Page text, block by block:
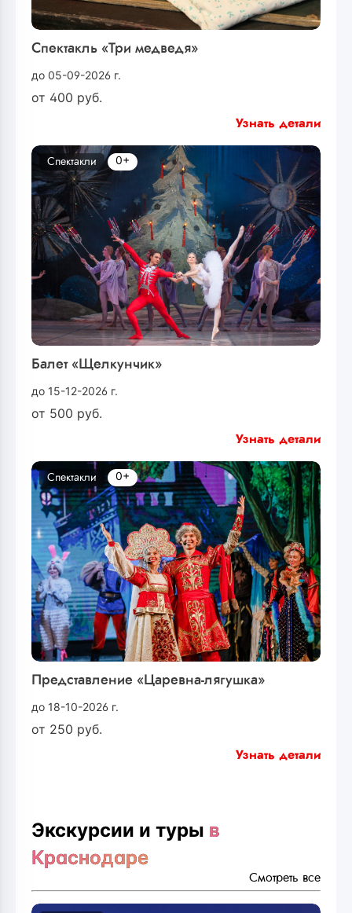
Спектакль «Три медведя»
до 05-09-2026 г.
от 400 руб.
Узнать детали
Балет «Щелкунчик»
до 15-12-2026 г.
от 500 руб.
Спектакли 0+
Узнать детали
Представление «Царевна-лягушка»
до 18-10-2026 г.
от 250 руб.
Спектакли 0+
Узнать детали
Экскурсии и туры в
Краснодаре
Смотреть все